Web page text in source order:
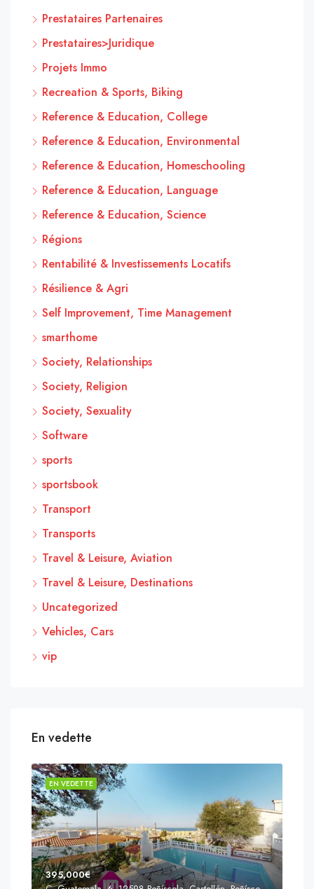
Prestataires Partenaires
Prestataires>Juridique
Projets Immo
Recreation & Sports, Biking
Reference & Education, College
Reference & Education, Environmental
Reference & Education, Homeschooling
Reference & Education, Language
Reference & Education, Science
Régions
Rentabilité & Investissements Locatifs
Résilience & Agri
Self Improvement, Time Management
smarthome
Society, Relationships
Society, Religion
Society, Sexuality
Software
sports
sportsbook
Transport
Transports
Travel & Leisure, Aviation
Travel & Leisure, Destinations
Uncategorized
Vehicles, Cars
vip
En vedette
EN VEDETTE
395,000€